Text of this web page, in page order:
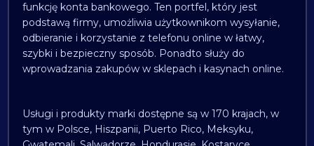
funkcję konta bankowego. Ten portfel, który jest
podstawą firmy, umożliwia użytkownikom wysyłanie,
odbieranie i korzystanie z telefonu online w łatwy,
szybki i bezpieczny sposób. Ponadto służy do
wprowadzania zakupów w sklepach i kasynach online.
Usługi i produkty marki dostępne są w 170 krajach, w
tym w Polsce, Hiszpanii, Puerto Rico, Meksyku,